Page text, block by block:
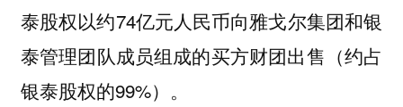
泰股权以约74亿元人民币向雅戈尔集团和银
泰管理团队成员组成的买方财团出售（约占
银泰股权的99%）。